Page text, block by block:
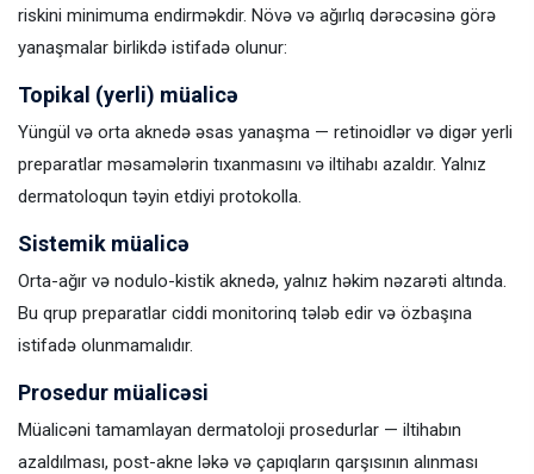
riskini minimuma endirməkdir. Növə və ağırlıq dərəcəsinə görə
yanaşmalar birlikdə istifadə olunur:
Topikal (yerli) müalicə
Yüngül və orta aknedə əsas yanaşma — retinoidlər və digər yerli
preparatlar məsamələrin tıxanmasını və iltihabı azaldır. Yalnız
dermatoloqun təyin etdiyi protokolla.
Sistemik müalicə
Orta-ağır və nodulo-kistik aknedə, yalnız həkim nəzarəti altında.
Bu qrup preparatlar ciddi monitorinq tələb edir və özbaşına
istifadə olunmamalıdır.
Prosedur müalicəsi
Müalicəni tamamlayan dermatoloji prosedurlar — iltihabın
azaldılması, post-akne ləkə və çapıqların qarşısının alınması